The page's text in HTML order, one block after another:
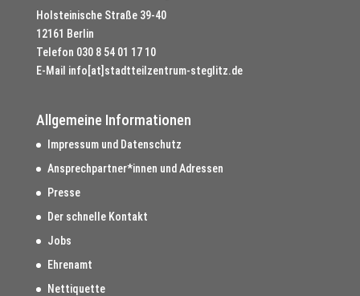
Holsteinische Straße 39-40
12161 Berlin
Telefon 030 8 54 01 17 10
E-Mail info[at]stadtteilzentrum-steglitz.de
Allgemeine Informationen
Impressum und Datenschutz
Ansprechpartner*innen und Adressen
Presse
Der schnelle Kontakt
Jobs
Ehrenamt
Nettiquette